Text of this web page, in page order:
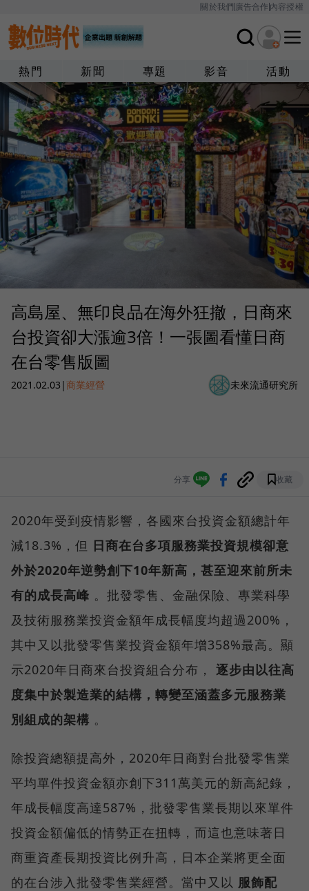
關於我們廣告合作內容授權
熱門 新聞 專題 影音 活動
高島屋、無印良品在海外狂撤，日商來
台投資卻大漲逾3倍！一張圖看懂日商
在台零售版圖
2021.02.03 |商業經營 未來流通研究所
分享 收藏
2020年受到疫情影響，各國來台投資金額總計年
減18.3%，但 日商在台多項服務業投資規模卻意
外於2020年逆勢創下10年新高，甚至迎來前所未
有的成長高峰 。批發零售、金融保險、專業科學
及技術服務業投資金額年成長幅度均超過200%，
其中又以批發零售業投資金額年增358%最高。顯
示2020年日商來台投資組合分布， 逐步由以往高
度集中於製造業的結構，轉變至涵蓋多元服務業
別組成的架構 。
除投資總額提高外，2020年日商對台批發零售業
平均單件投資金額亦創下311萬美元的新高紀錄，
年成長幅度高達587%，批發零售業長期以來單件
投資金額偏低的情勢正在扭轉，而這也意味著日
商重資產長期投資比例升高，日本企業將更全面
的在台涉入批發零售業經營。當中又以 服飾配